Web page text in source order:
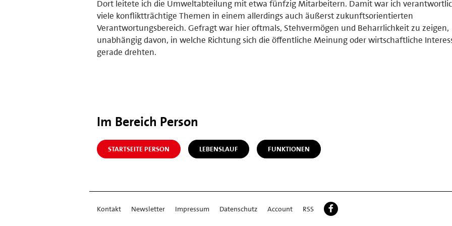
Dort leitete ich die Umweltabteilung mit etwa fünfzig Mitarbeitern. Damit war ich
viele konfliktträchtige Themen in einem allerdings auch äußerst zukunftsorientierten
Verantwortungsbereich. Gefragt war hier oftmals, Stehvermögen und Beharrlichkeit zu zeigen,
unabhängig davon, in welche Richtung sich die öffentliche Meinung oder wirtschaftliche
gerade drehten.
Im Bereich Person
STARTSEITE PERSON LEBENSLAUF FUNKTIONEN
Kontakt Newsletter Impressum Datenschutz Account RSS